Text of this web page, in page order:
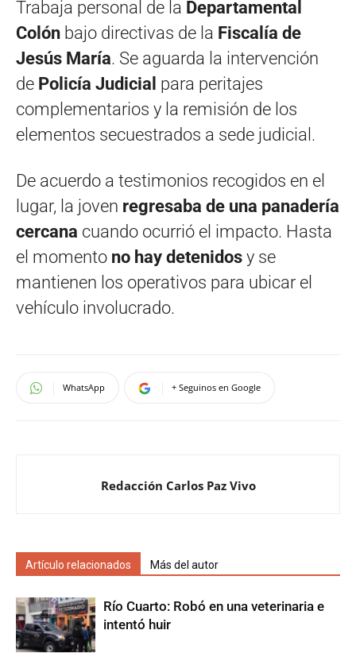
Trabaja personal de la Departamental
Colón bajo directivas de la Fiscalía de
Jesús María. Se aguarda la intervención
de Policía Judicial para peritajes
complementarios y la remisión de los
elementos secuestrados a sede judicial.
De acuerdo a testimonios recogidos en el
lugar, la joven regresaba de una panadería
cercana cuando ocurrió el impacto. Hasta
el momento no hay detenidos y se
mantienen los operativos para ubicar el
vehículo involucrado.
WhatsApp + Seguinos en Google
Redacción Carlos Paz Vivo
Artículo relacionados Más del autor
Río Cuarto: Robó en una veterinaria e
intentó huir